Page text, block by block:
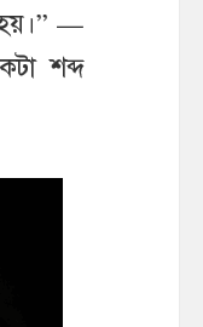
হয়।” —